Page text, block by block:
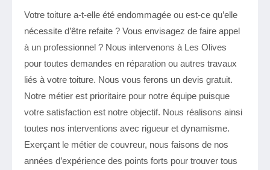
Votre toiture a-t-elle été endommagée ou est-ce qu’elle
nécessite d’être refaite ? Vous envisagez de faire appel
à un professionnel ? Nous intervenons à Les Olives
pour toutes demandes en réparation ou autres travaux
liés à votre toiture. Nous vous ferons un devis gratuit.
Notre métier est prioritaire pour notre équipe puisque
votre satisfaction est notre objectif. Nous réalisons ainsi
toutes nos interventions avec rigueur et dynamisme.
Exerçant le métier de couvreur, nous faisons de nos
années d’expérience des points forts pour trouver tous